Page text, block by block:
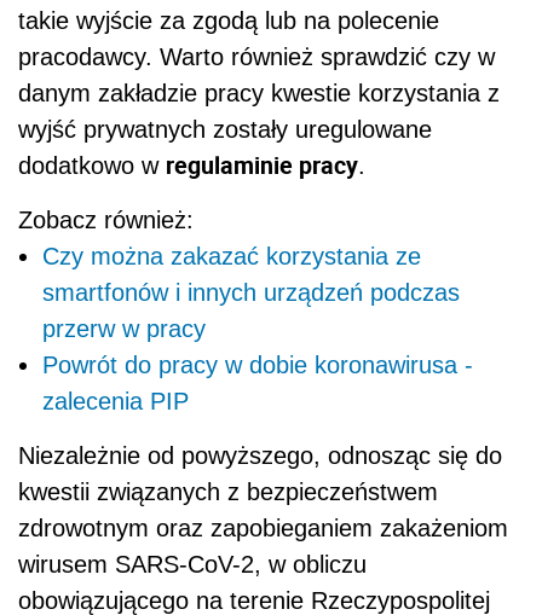
takie wyjście za zgodą lub na polecenie
pracodawcy. Warto również sprawdzić czy w
danym zakładzie pracy kwestie korzystania z
wyjść prywatnych zostały uregulowane
dodatkowo w regulaminie pracy.
Zobacz również:
Czy można zakazać korzystania ze
smartfonów i innych urządzeń podczas
przerw w pracy
Powrót do pracy w dobie koronawirusa -
zalecenia PIP
Niezależnie od powyższego, odnosząc się do
kwestii związanych z bezpieczeństwem
zdrowotnym oraz zapobieganiem zakażeniom
wirusem SARS-CoV-2, w obliczu
obowiązującego na terenie Rzeczypospolitej